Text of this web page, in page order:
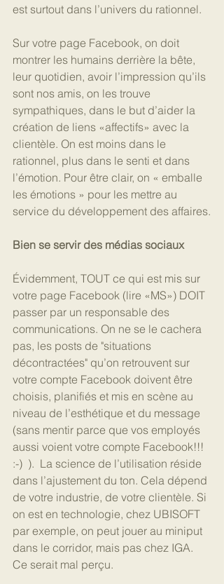
est surtout dans l’univers du rationnel.
Sur votre page Facebook, on doit
montrer les humains derrière la bête,
leur quotidien, avoir l’impression qu’ils
sont nos amis, on les trouve
sympathiques, dans le but d’aider la
création de liens «affectifs» avec la
clientèle. On est moins dans le
rationnel, plus dans le senti et dans
l’émotion. Pour être clair, on « emballe
les émotions » pour les mettre au
service du développement des affaires.
Bien se servir des médias sociaux
Évidemment, TOUT ce qui est mis sur
votre page Facebook (lire «MS») DOIT
passer par un responsable des
communications. On ne se le cachera
pas, les posts de "situations
décontractées" qu’on retrouvent sur
votre compte Facebook doivent être
choisis, planifiés et mis en scène au
niveau de l’esthétique et du message
(sans mentir parce que vos employés
aussi voient votre compte Facebook!!!
:-)  ).  La science de l’utilisation réside
dans l’ajustement du ton. Cela dépend
de votre industrie, de votre clientèle. Si
on est en technologie, chez UBISOFT
par exemple, on peut jouer au miniput
dans le corridor, mais pas chez IGA.
Ce serait mal perçu.